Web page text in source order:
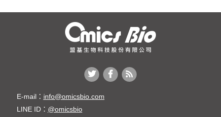
E-mail： info@omicsbio.com
LINE ID： @omicsbio